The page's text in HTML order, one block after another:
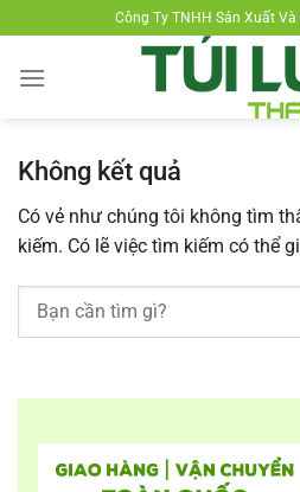
đến
nội
Công Ty TNHH Sản Xuất
Không kết quả
Có vẻ như chúng tôi không tìm
kiếm. Có lẽ việc tìm kiếm có thể